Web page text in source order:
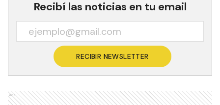
Recibí las noticias en tu email
RECIBIR NEWSLETTER
Ads